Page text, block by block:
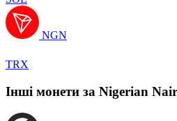
NGN
TRX
Інші монети за Nigerian